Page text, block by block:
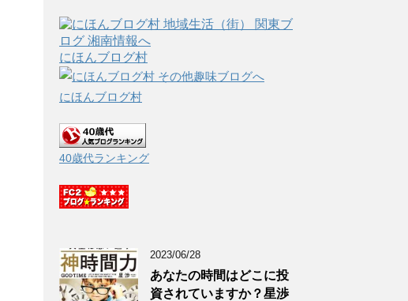
にほんブログ村
にほんブログ村
40歳代ランキング
2023/06/28
あなたの時間はどこに投
資されていますか？星渉